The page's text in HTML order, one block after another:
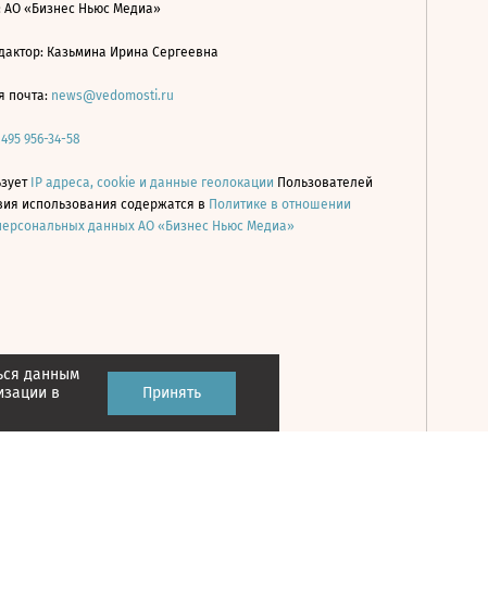
данным
в
Принять
АО «Бизнес Ньюс Медиа»
Казьмина Ирина Сергеевна
почта: news@vedomosti.ru
495 956-34-58
IP адреса, cookie и данные геолокации Пользователей
использования содержатся в Политике в отношении
данных АО «Бизнес Ньюс Медиа»